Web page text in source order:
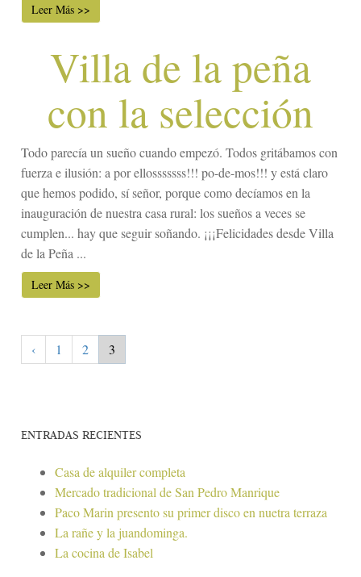
Leer Más >>
Villa de la peña
con la selección
Todo parecía un sueño cuando empezó. Todos gritábamos con
fuerza e ilusión: a por ellosssssss!!! po-de-mos!!! y está claro
que hemos podido, sí señor, porque como decíamos en la
inauguración de nuestra casa rural: los sueños a veces se
cumplen... hay que seguir soñando. ¡¡¡Felicidades desde Villa
de la Peña ...
Leer Más >>
‹ 1 2 3
ENTRADAS RECIENTES
Casa de alquiler completa
Mercado tradicional de San Pedro Manrique
Paco Marin presento su primer disco en nuetra terraza
La rañe y la juandominga.
La cocina de Isabel